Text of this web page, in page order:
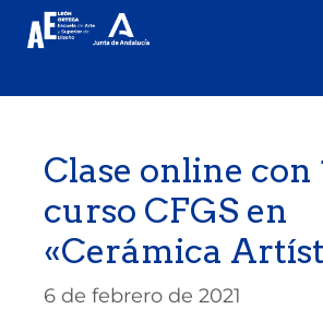
Clase online con
curso CFGS en
«Cerámica
6 de febrero de 2021